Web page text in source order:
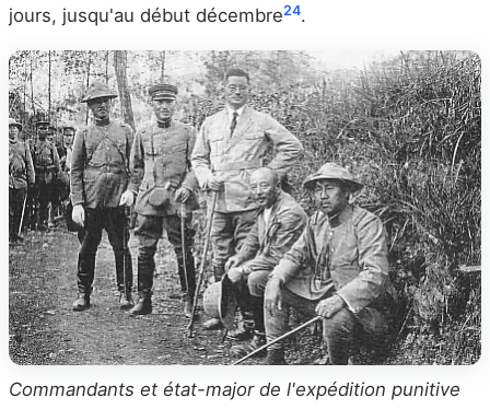
jours, jusqu'au début décembre24.
Commandants et état-major de l'expédition punitive